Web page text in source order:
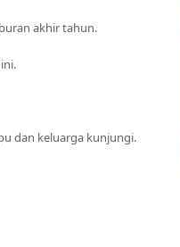
akhir tahun.
dan keluarga kunjungi.